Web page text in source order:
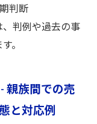
判断
判例や過去の事
。
親族間での売
と対応例